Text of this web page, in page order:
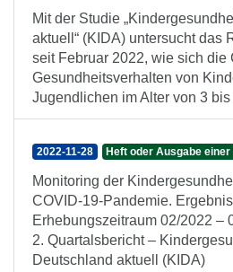
Mit der Studie
aktuell“ (KIDA) untersucht das
seit Februar 2022, wie sich die
Gesundheitsverhalten von
Jugendlichen im Alter von 3 bis
2022-11-28 Heft oder Ausgabe
Monitoring der
COVID-19-Pandemie.
Erhebungszeitraum 02/2022 –
2. Quartalsbericht –
Deutschland aktuell (KIDA)